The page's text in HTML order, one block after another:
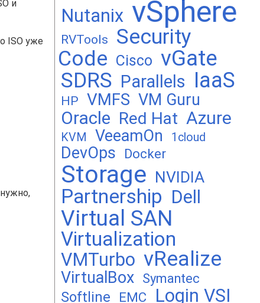
и
ISO уже
Nutanix vSphere
RVTools
Security
Code Cisco vGate
SDRS Parallels IaaS
HP VMFS VM Guru
Oracle Red Hat Azure
KVM VeeamOn 1cloud
DevOps Docker
Storage NVIDIA
Partnership Dell
Virtual SAN
Virtualization
VMTurbo vRealize
VirtualBox Symantec
Softline EMC
Login VSI